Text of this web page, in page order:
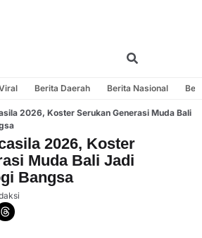
Berita Daerah Berita Nasional
2026, Koster Serukan Generasi Muda Bali
2026, Koster
Muda Bali Jadi
Bangsa